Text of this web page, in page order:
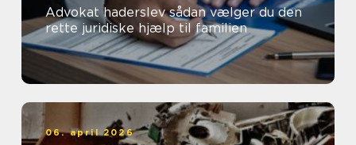
Advokat haderslev sådan vælger du den
rette juridiske hjælp til familien
06. april 2026